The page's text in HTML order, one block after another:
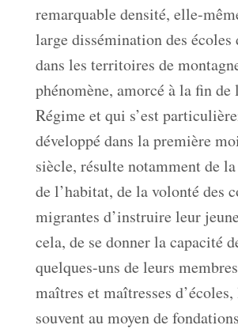
remarquable densité, elle-
large dissémination des écoles
dans les territoires de
phénomène, amorcé à la fin de
Régime et qui s’est
développé dans la première
siècle, résulte notamment de
de l’habitat, de la volonté des
migrantes d’instruire leur
cela, de se donner la capacité
quelques-uns de leurs
maîtres et maîtresses
souvent au moyen de